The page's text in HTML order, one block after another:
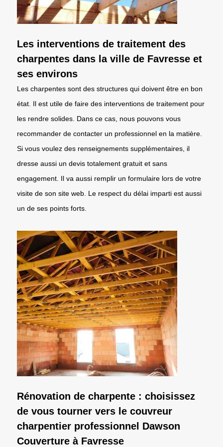
Les interventions de traitement des
charpentes dans la ville de Favresse et
ses environs
Les charpentes sont des structures qui doivent être en bon
état. Il est utile de faire des interventions de traitement pour
les rendre solides. Dans ce cas, nous pouvons vous
recommander de contacter un professionnel en la matière.
Si vous voulez des renseignements supplémentaires, il
dresse aussi un devis totalement gratuit et sans
engagement. Il va aussi remplir un formulaire lors de votre
visite de son site web. Le respect du délai imparti est aussi
un de ses points forts.
Rénovation de charpente : choisissez
de vous tourner vers le couvreur
charpentier professionnel Dawson
Couverture à Favresse